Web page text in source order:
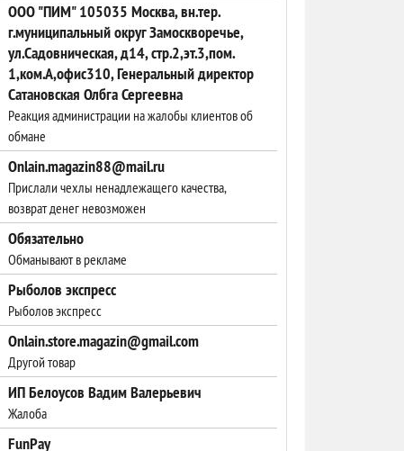
ООО "ПИМ" 105035 Москва, вн.тер.
г.муниципальный округ Замоскворечье,
ул.Садовническая, д14, стр.2,эт.3,пом.
1,ком.А,офис310, Генеральный директор
Сатановская Олбга Сергеевна
Реакция администрации на жалобы клиентов об
обмане
Onlain.magazin88@mail.ru
Прислали чехлы ненадлежащего качества,
возврат денег невозможен
Обязательно
Обманывают в рекламе
Рыболов экспресс
Рыболов экспресс
Onlain.store.magazin@gmail.com
Другой товар
ИП Белоусов Вадим Валерьевич
Жалоба
FunPay